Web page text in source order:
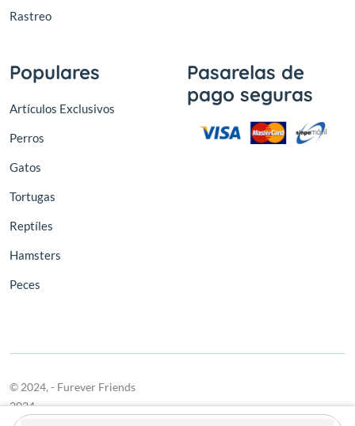
Rastreo
Populares
Artículos Exclusivos
Perros
Gatos
Tortugas
Reptíles
Hamsters
Peces
Pasarelas de
pago seguras
© 2024, - Furever Friends
2024